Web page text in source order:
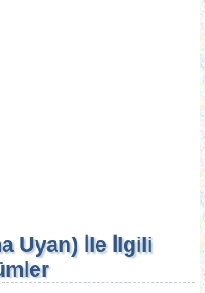
Uyan) İle İlgili